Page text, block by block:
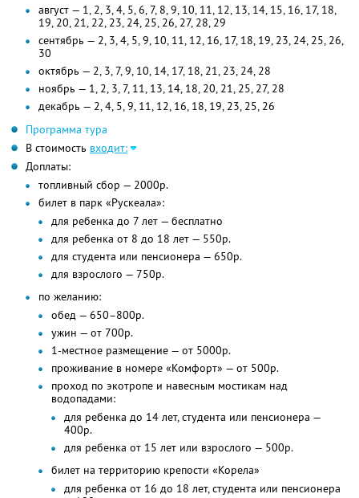
август — 1, 2, 3, 4, 5, 6, 7, 8, 9, 10, 11, 12, 13, 14, 15, 16, 17, 18,
19, 20, 21, 22, 23, 24, 25, 26, 27, 28, 29
сентябрь — 2, 3, 4, 5, 9, 10, 11, 12, 16, 17, 18, 19, 23, 24, 25, 26,
30
октябрь — 2, 3, 7, 9, 10, 14, 17, 18, 21, 23, 24, 28
ноябрь — 1, 2, 3, 7, 11, 13, 14, 18, 20, 21, 25, 27, 28
декабрь — 2, 4, 5, 9, 11, 12, 16, 18, 19, 23, 25, 26
Программа тура
В стоимость входит:
Доплаты:
топливный сбор — 2000р.
билет в парк «Рускеала»:
для ребенка до 7 лет — бесплатно
для ребенка от 8 до 18 лет — 550р.
для студента или пенсионера — 650р.
для взрослого — 750р.
по желанию:
обед — 650–800р.
ужин — от 700р.
1-местное размещение — от 5000р.
проживание в номере «Комфорт» — от 500р.
проход по экотропе и навесным мостикам над
водопадами:
для ребенка до 14 лет, студента или пенсионера —
400р.
для ребенка от 15 лет или взрослого — 500р.
билет на территорию крепости «Корела»
для ребенка от 16 до 18 лет, студента или пенсионера